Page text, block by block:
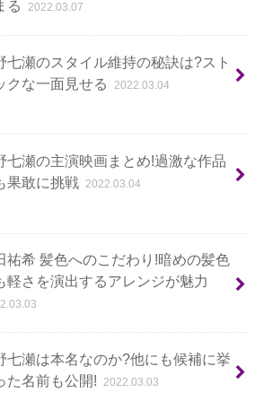
る
2022.03.07
七瀬のスタイル維持の秘訣は?スト
クな一面見せる
2022.03.04
七瀬の主演映画まとめ!過激な作品
果敢に挑戦
2022.03.04
祐希 髪色へのこだわり!暗めの髪色
軽さを演出するアレンジが魅力
七瀬は本名なのか?他にも候補に挙
た名前も公開!
2022.03.03